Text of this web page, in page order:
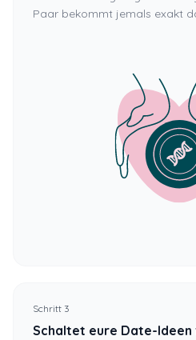
Paar bekommt jemals exakt
Schritt 3
Schaltet eure Date-Ideen